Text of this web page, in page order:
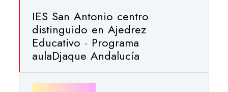
IES San Antonio centro
distinguido en Ajedrez
Educativo · Programa
aulaDjaque Andalucía